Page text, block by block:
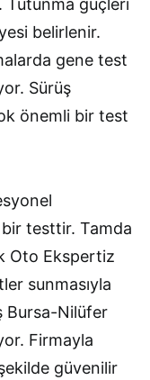
belirlenir.
gene test
Sürüş
önemli bir test
testtir. Tamda
Oto Ekspertiz
sunmasıyla
Bursa-Nilüfer
Firmayla
güvenilir